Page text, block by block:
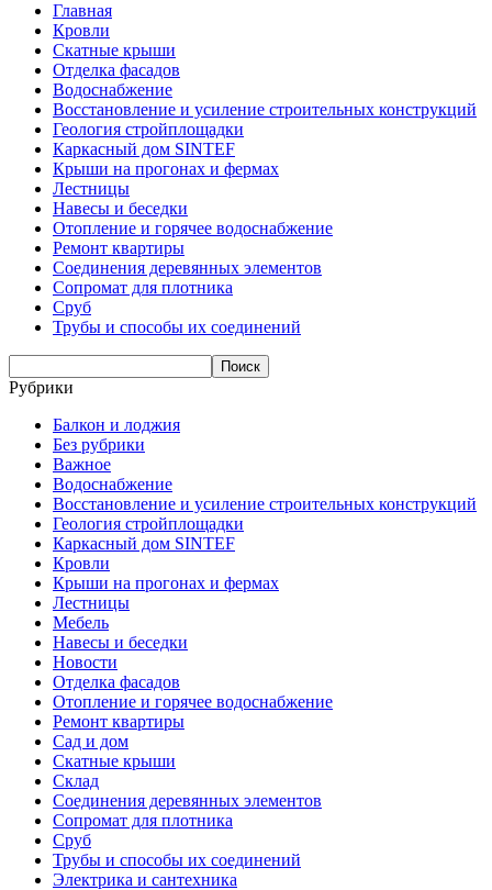
Главная
Кровли
Скатные крыши
Отделка фасадов
Водоснабжение
Восстановление и усиление строительных конструкций
Геология стройплощадки
Каркасный дом SINTEF
Крыши на прогонах и фермах
Лестницы
Навесы и беседки
Отопление и горячее водоснабжение
Ремонт квартиры
Соединения деревянных элементов
Сопромат для плотника
Сруб
Трубы и способы их соединений
Рубрики
Балкон и лоджия
Без рубрики
Важное
Водоснабжение
Восстановление и усиление строительных конструкций
Геология стройплощадки
Каркасный дом SINTEF
Кровли
Крыши на прогонах и фермах
Лестницы
Мебель
Навесы и беседки
Новости
Отделка фасадов
Отопление и горячее водоснабжение
Ремонт квартиры
Сад и дом
Скатные крыши
Склад
Соединения деревянных элементов
Сопромат для плотника
Сруб
Трубы и способы их соединений
Электрика и сантехника